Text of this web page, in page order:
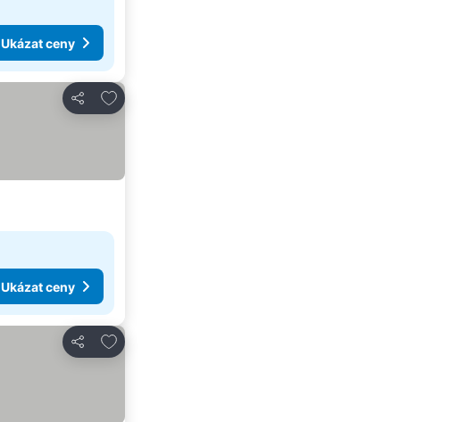
Ukázat ceny
Sdílet
Přidat na seznam oblíbených hotelů
Ukázat ceny
Sdílet
Přidat na seznam oblíbených hotelů